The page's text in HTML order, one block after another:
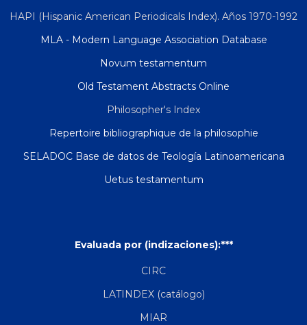
HAPI (Hispanic American Periodicals Index). Años 1970-1992
MLA - Modern Language Association Database
Novum testamentum
Old Testament Abstracts Online
Philosopher's Index
Repertoire bibliographique de la philosophie
SELADOC Base de datos de Teología Latinoamericana
Uetus testamentum
Evaluada por (indizaciones):***
CIRC
LATINDEX (catálogo)
MIAR